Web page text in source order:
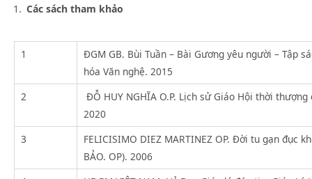
Các sách tham khảo
1
ĐGM GB. Bùi Tuần – Bài Gương yêu người – Tập
hóa Văn nghệ. 2015
2
ĐỖ HUY NGHĨA O.P. Lịch sử Giáo Hội thời
2020
3
FELICISIMO DIEZ MARTINEZ OP. Đời tu gạn đục
BẢO. OP). 2006